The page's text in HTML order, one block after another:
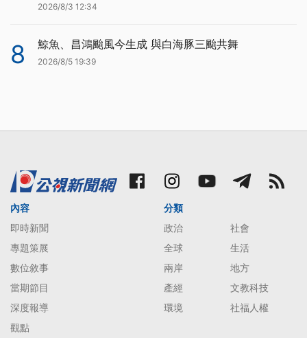
2026/8/3 12:34
8 鯨魚、昌鴻颱風今生成 與白海豚三颱共舞
2026/8/5 19:39
內容
即時新聞
專題策展
數位敘事
當期節目
深度報導
觀點
分類
政治
社會
全球
生活
兩岸
地方
產經
文教科技
環境
社福人權